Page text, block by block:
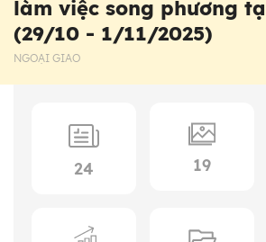
làm việc song phương
(29/10 - 1/11/2025)
NGOẠI GIAO
24 19